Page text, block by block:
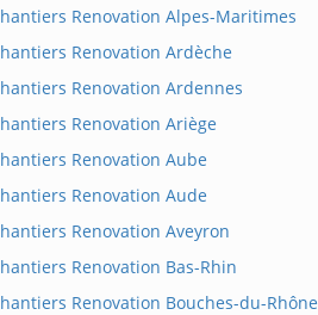
Renovation Alpes-Maritimes
Renovation Ardèche
Renovation Ardennes
Renovation Ariège
Renovation Aube
Renovation Aude
Renovation Aveyron
Renovation Bas-Rhin
Renovation Bouches-du-Rhône